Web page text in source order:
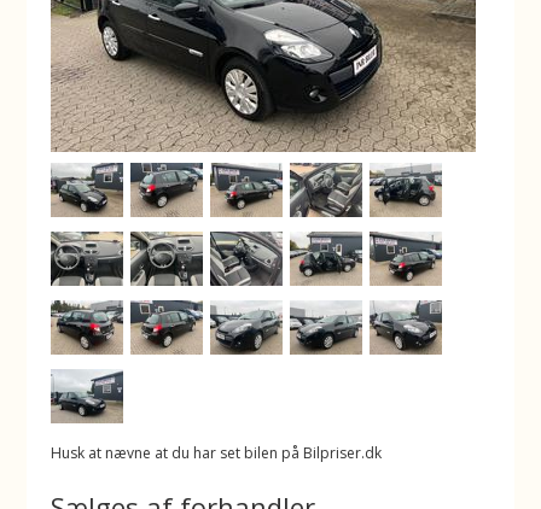
Husk at nævne at du har set bilen på Bilpriser.dk